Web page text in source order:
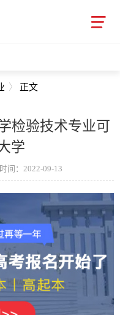
正文
检验技术专业可
学
时间：2022-09-13